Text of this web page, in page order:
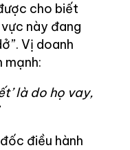
cho biết
này đang
Vị doanh
mạnh:
là do họ vay,
điều hành